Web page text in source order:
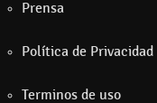
Prensa
Política de Privacidad
Terminos de uso